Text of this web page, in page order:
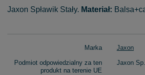
Jaxon Spławik Stały. Materiał:
Marka Jaxon
Podmiot odpowiedzialny za ten
produkt na terenie UE
Jaxon